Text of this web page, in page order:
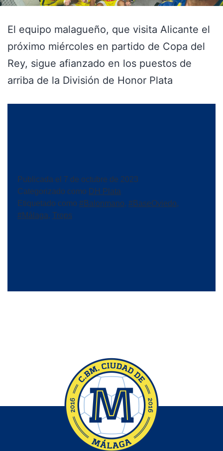
El equipo malagueño, que visita Alicante el
próximo miércoles en partido de Copa del
Rey, sigue afianzado en los puestos de
arriba de la División de Honor Plata
Publicada el 7 de octubre de 2023
Categorizado como DH Plata
Etiquetado como #Balonmano, #BaseOviedo,
#Málaga, Trops